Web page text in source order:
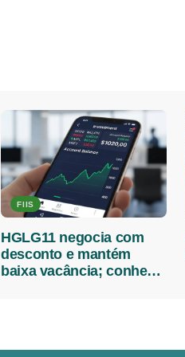
FIIS
HGLG11 negocia com
desconto e mantém
baixa vacância; conheça